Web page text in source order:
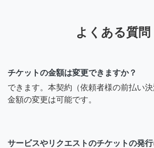
よくある質問
チケットの金額は変更できますか？
できます。本契約（依頼者様の前払い決
金額の変更は可能です。
サービスやリクエストのチケットの発